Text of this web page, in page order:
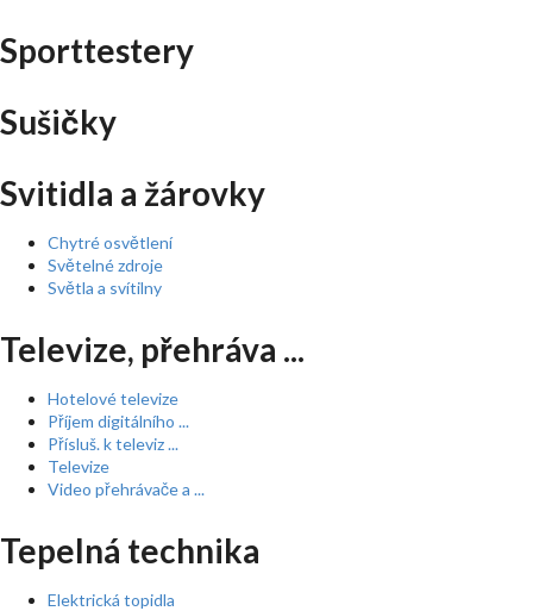
Sporttestery
Sušičky
Svitidla a žárovky
Chytré osvětlení
Světelné zdroje
Světla a svítilny
Televize, přehráva ...
Hotelové televize
Příjem digitálního ...
Přísluš. k televiz ...
Televize
Video přehrávače a ...
Tepelná technika
Elektrická topidla